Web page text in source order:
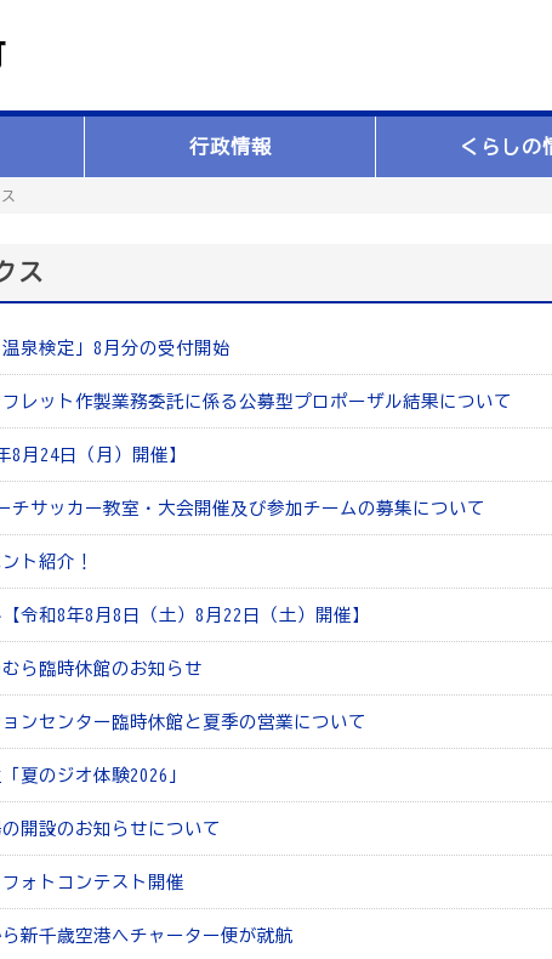
行政情報 くらしの
ス
泉検定」8月分の受付開始
レット作製業務委託に係る公募型プロポーザル結果について
8月24日（月）開催】
チサッカー教室・大会開催及び参加チームの募集について
ト紹介！
令和8年8月8日（土）8月22日（土）開催】
ら臨時休館のお知らせ
ンセンター臨時休館と夏季の営業について
夏のジオ体験2026」
開設のお知らせについて
ォトコンテスト開催
新千歳空港へチャーター便が就航